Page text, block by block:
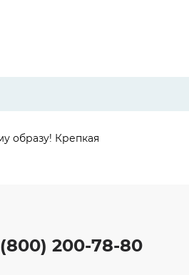
образу! Крепкая
200-78-80